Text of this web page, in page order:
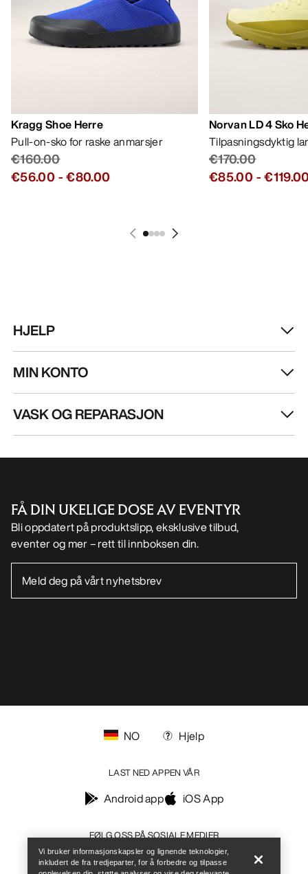
Kragg Shoe Herre
Pull-on-sko for raske anmarsjer
€160.00
€56.00 -€80.00
Norvan LD 4 Sko
Tilpasningsdyktig
€170.00
€85.00 -
HJELP
MIN KONTO
VASK OG REPARASJON
FÅ DIN UKELIGE DOSE AV EVENTYR
Bli oppdatert på produktslipp, eksklusive tilbud,
eventer og mer – rett til innboksen din.
FØLG OSS PÅ SOSIALE MEDIER
NO Hjelp
LAST NED APPEN VÅR
Android app iOS App
Vi bruker informasjonskapsler og lignende teknologier,
inkludert de fra tredjeparter, for å forbedre og tilpasse